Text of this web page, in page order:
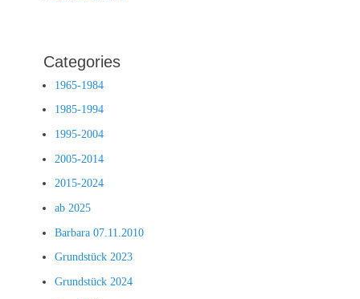
Categories
1965-1984
1985-1994
1995-2004
2005-2014
2015-2024
ab 2025
Barbara 07.11.2010
Grundstück 2023
Grundstück 2024